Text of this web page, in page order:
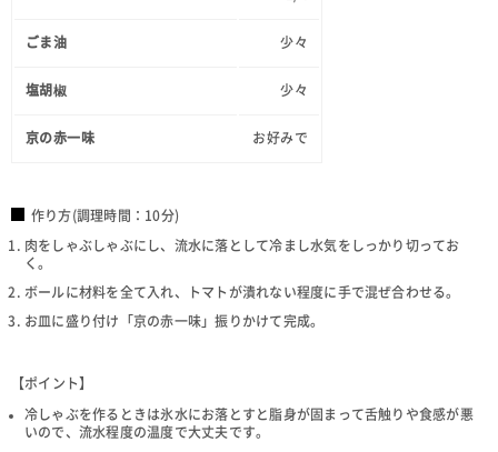
ごま油 少々
塩胡椒 少々
京の赤一味 お好みで
作り方(調理時間：10分)
肉をしゃぶしゃぶにし、流水に落として冷まし水気をしっかり切ってお
く。
ボールに材料を全て入れ、トマトが潰れない程度に手で混ぜ合わせる。
お皿に盛り付け「京の赤一味」振りかけて完成。
【ポイント】
冷しゃぶを作るときは氷水にお落とすと脂身が固まって舌触りや食感が悪
いので、流水程度の温度で大丈夫です。